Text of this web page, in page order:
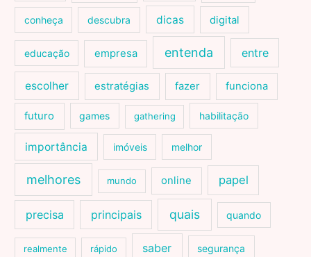
conheça descubra dicas digital
educação empresa entenda entre
escolher estratégias fazer funciona
futuro games gathering habilitação
importância imóveis melhor
melhores mundo online papel
precisa principais quais quando
realmente rápido saber segurança